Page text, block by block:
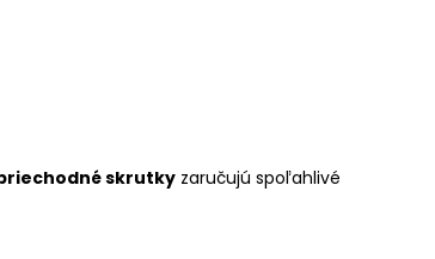
skrutky zaručujú spoľahlivé